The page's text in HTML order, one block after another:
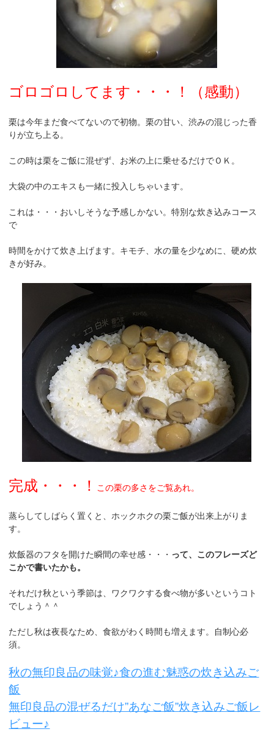
ゴロゴロしてます・・・！（感動）
栗は今年まだ食べてないので初物。栗の甘い、渋みの混じった香
りが立ち上る。
この時は栗をご飯に混ぜず、お米の上に乗せるだけでＯＫ。
大袋の中のエキスも一緒に投入しちゃいます。
これは・・・おいしそうな予感しかない。特別な炊き込みコース
で
時間をかけて炊き上げます。キモチ、水の量を少なめに、硬め炊
きが好み。
完成・・・！ この栗の多さをご覧あれ。
蒸らしてしばらく置くと、ホックホクの栗ご飯が出来上がりま
す。
炊飯器のフタを開けた瞬間の幸せ感・・・ って、このフレーズど
こかで書いたかも。
それだけ秋という季節は、ワクワクする食べ物が多いというコト
でしょう＾＾
ただし秋は夜長なため、食欲がわく時間も増えます。自制心必
須。
秋の無印良品の味覚♪食の進む魅惑の炊き込みご
飯
無印良品の混ぜるだけ”あなご飯”炊き込みご飯レ
ビュー♪